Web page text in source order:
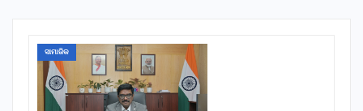
ସାମାଜିକ